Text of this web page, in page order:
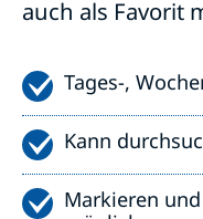
auch als Favorit
Tages-,
Kann
Markieren